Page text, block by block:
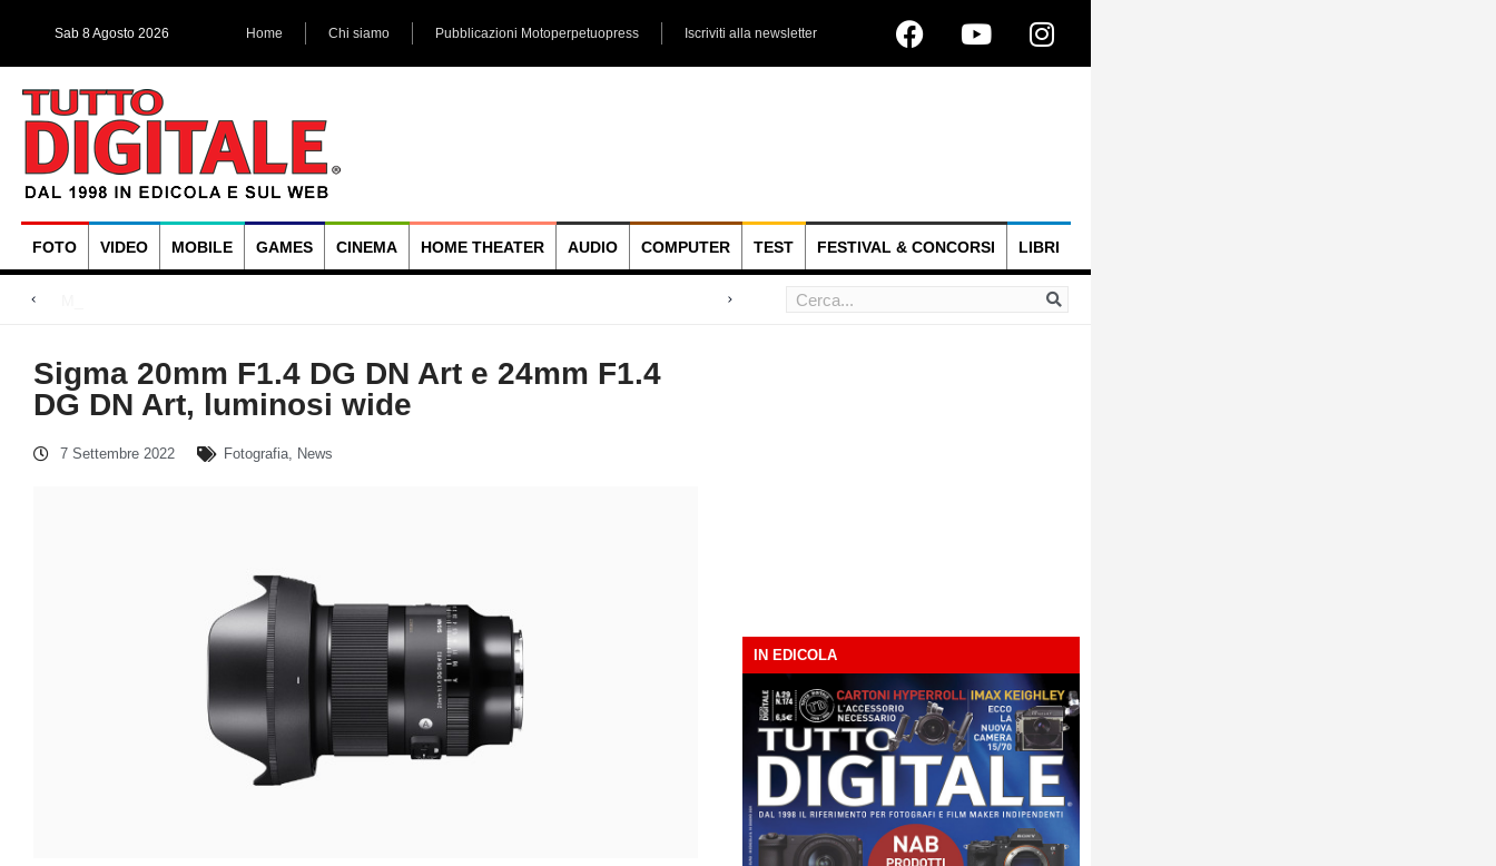
Sab 8 Agosto 2026 Home Chi siamo Pubblicazioni Motoperpetuopress Iscriviti alla newsletter
FOTO VIDEO MOBILE GAMES CINEMA HOME THEATER AUDIO COMPUTER TEST FESTIVAL & CONCORSI LIBRI
Sigma 20mm F1.4 DG DN Art e 24mm F1.4
DG DN Art, luminosi wide
7 Settembre 2022 Fotografia, News
IN EDICOLA